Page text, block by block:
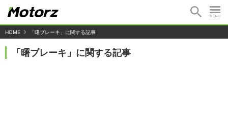
HOME 「曙ブレーキ」に関する記事
「曙ブレーキ」に関する記事